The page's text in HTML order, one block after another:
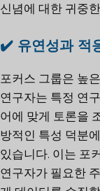
신념에 대한 귀중
✔️ 유연성과 적
포커스 그룹은 높
연구자는 특정 연
어에 맞게 토론을
방적인 특성 덕분
있습니다. 이는 포
연구자가 필요한